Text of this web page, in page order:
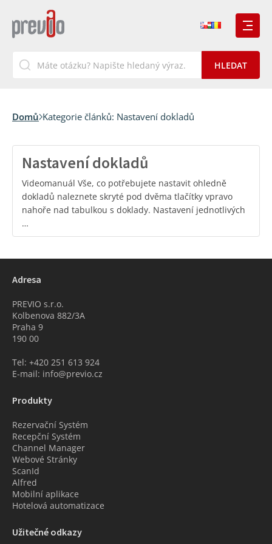
Domů Kategorie článků: Nastavení dokladů
Nastavení dokladů
Videomanuál Vše, co potřebujete nastavit ohledně
dokladů naleznete skryté pod dvěma tlačítky vpravo
nahoře nad tabulkou s doklady. Nastavení jednotlivých
…
Adresa
PREVIO s.r.o.
Kolbenova 882/3A
Praha 9
190 00
Tel: +420 251 613 924
E-mail: info@previo.cz
Produkty
Rezervační Systém
Recepční Systém
Channel Manager
Webové Stránky
ScanId
Alfred
Mobilní aplikace
Hotelová automatizace
Užitečné odkazy